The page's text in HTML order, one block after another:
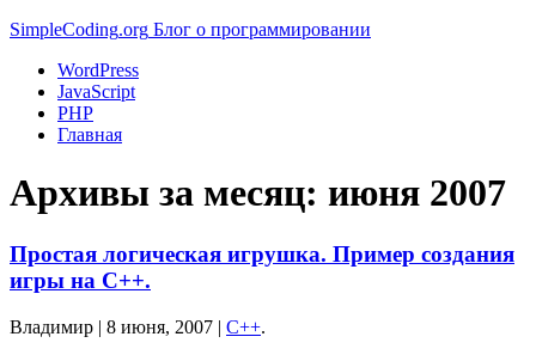
SimpleCoding.org Блог о программировании
WordPress
JavaScript
PHP
Главная
Архивы за месяц: июня 2007
Простая логическая игрушка. Пример создания
игры на C++.
Владимир | 8 июня, 2007 | C++.